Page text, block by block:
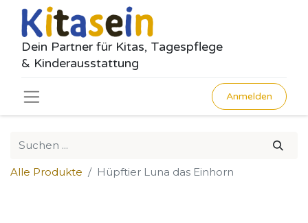
Dein Partner für Kitas, Tagespflege
& Kinderausstattung
Anmelden
Alle Produkte Hüpftier Luna das Einhorn